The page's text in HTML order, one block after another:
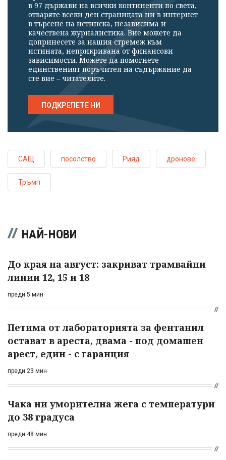
в 97 държави на всички континенти по света,
отваряте всеки ден страницата ни в интернет
в търсене на истинска, независима и
качествена журналистика. Вие можете да
допринесете за нашия стремеж към
истината, неприкривана от финансови
зависимости. Можете да помогнете
единственият поръчител на съдържание да
сте вие – читателите.
ПОДКРЕПЕТЕ НИ
САЩ посолство Рияд дронове
Тръмп
НАЙ-НОВИ
До края на август: закриват трамвайни
линии 12, 15 и 18
преди 5 мин
Петима от лабораторията за фентанил
остават в ареста, двама - под домашен
арест, един - с гаранция
преди 23 мин
Чака ни уморителна жега с температури
до 38 градуса
преди 48 мин